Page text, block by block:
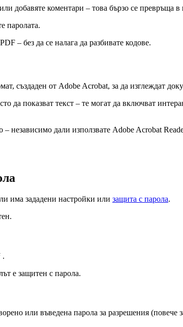
добавяте коментари – това бързо се превръща в
паролата.
– без да се налага да разбивате кодове.
създаден от Adobe Acrobat, за да изглеждат
да показват текст – те могат да включват
независимо дали използвате Adobe Acrobat
има зададени настройки или защита с парола.
.
е защитен с парола.
или въведена парола за разрешения (повече